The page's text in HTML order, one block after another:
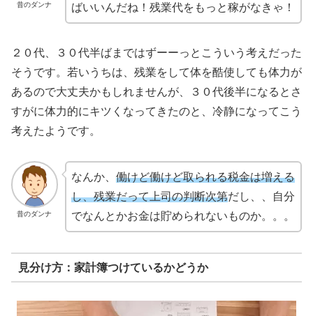
昔のダンナ
ばいいんだね！残業代をもっと稼がなきゃ！
２０代、３０代半ばまではずーーっとこういう考えだった
そうです。若いうちは、残業をして体を酷使しても体力が
あるので大丈夫かもしれませんが、３０代後半になるとさ
すがに体力的にキツくなってきたのと、冷静になってこう
考えたようです。
昔のダンナ
なんか、 働けど働けど取られる税金は増える
し、残業だって上司の判断次第だし、、自分
でなんとかお金は貯められないものか。。。
見分け方：家計簿つけているかどうか